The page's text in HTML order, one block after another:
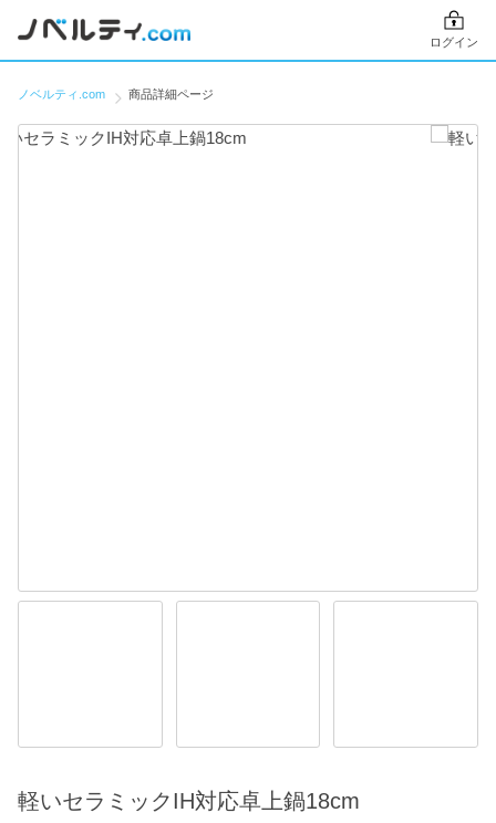
ログイン
ノベルティ.com 商品詳細ページ
軽いセラミックIH対応卓上鍋18cm